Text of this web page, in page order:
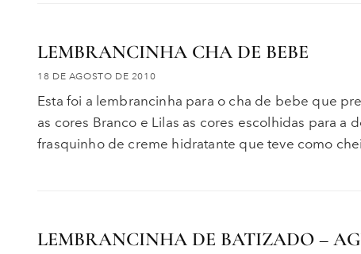
LEMBRANCINHA CHA DE BEBE
18 DE AGOSTO DE 2010
Esta foi a lembrancinha para o cha de bebe que
as cores Branco e Lilas as cores escolhidas para
frasquinho de creme hidratante que teve como
LEMBRANCINHA DE BATIZADO –